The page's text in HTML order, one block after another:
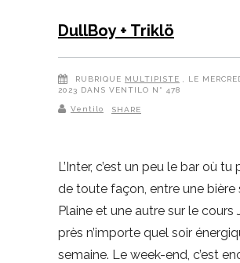
DullBoy + Triklö
RUBRIQUE MULTIPISTE , LE
2023 DANS VENTILO N° 478
Ventilo SHARE
L’Inter, c’est un peu le bar où tu
de toute façon, entre une bière
Plaine et une autre sur le cours
près n’importe quel soir
semaine. Le week-end, c’est